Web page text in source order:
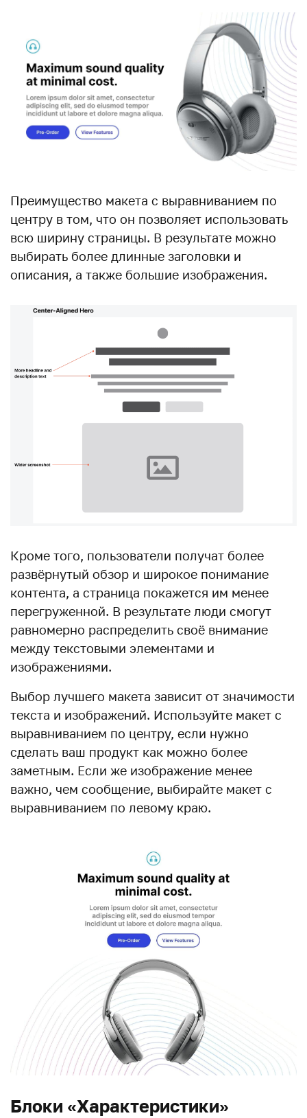
Преимущество макета с выравниванием по
центру в том, что он позволяет использовать
всю ширину страницы. В результате можно
выбирать более длинные заголовки и
описания, а также большие изображения.
Кроме того, пользователи получат более
развёрнутый обзор и широкое понимание
контента, а страница покажется им менее
перегруженной. В результате люди смогут
равномерно распределить своё внимание
между текстовыми элементами и
изображениями.
Выбор лучшего макета зависит от значимости
текста и изображений. Используйте макет с
выравниванием по центру, если нужно
сделать ваш продукт как можно более
заметным. Если же изображение менее
важно, чем сообщение, выбирайте макет с
выравниванием по левому краю.
Блоки «Характеристики»